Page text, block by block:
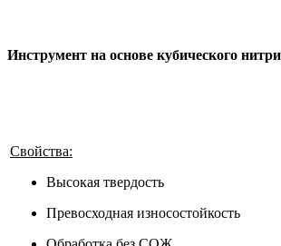
Инструмент на основе кубического
Свойства:
Высокая твердость
Превосходная износостойкость